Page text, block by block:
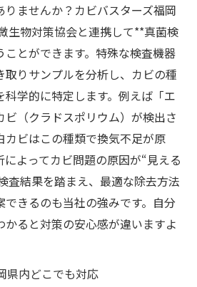
りませんか？カビバスターズ福岡
生物対策協会と連携して**真菌検
とができます。特殊な検査機器
取りサンプルを分析し、カビの種
学的に特定します。例えば「エ
ビ（クラドスポリウム）が検出さ
カビはこの種類で換気不足が原
よってカビ問題の原因が“見える
査結果を踏まえ、最適な除去方法
きるのも当社の強みです。自分
かると対策の安心感が違いますよ
県内どこでも対応